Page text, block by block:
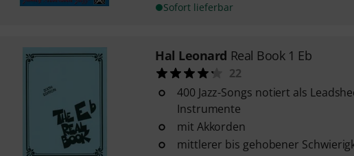
Sofort lieferbar
Hal Leonard Real Book 1 Eb
22
400 Jazz-Songs notiert als
Instrumente
mit Akkorden
mittlerer bis gehobener